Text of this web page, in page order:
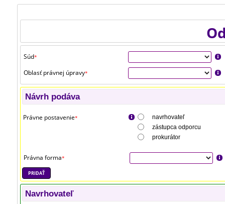
Súd*
Oblasť právnej úpravy*
Návrh podáva
Právne postavenie*
navrhovateľ
zástupca odporcu
prokurátor
Právna forma*
PRIDAŤ
Navrhovateľ